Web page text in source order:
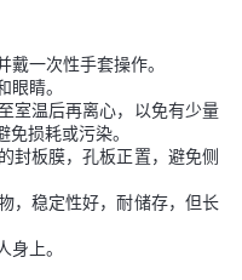
戴一次性手套操作。
眼睛。
室温后再离心，以免有少量
损耗或污染。
封板膜，孔板正置，避免侧
，稳定性好，耐储存，但长
身上。